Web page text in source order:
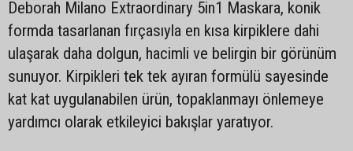
Deborah Milano Extraordinary 5in1 Maskara, konik
formda tasarlanan fırçasıyla en kısa kirpiklere dahi
ulaşarak daha dolgun, hacimli ve belirgin bir görünüm
sunuyor. Kirpikleri tek tek ayıran formülü sayesinde
kat kat uygulanabilen ürün, topaklanmayı önlemeye
yardımcı olarak etkileyici bakışlar yaratıyor.